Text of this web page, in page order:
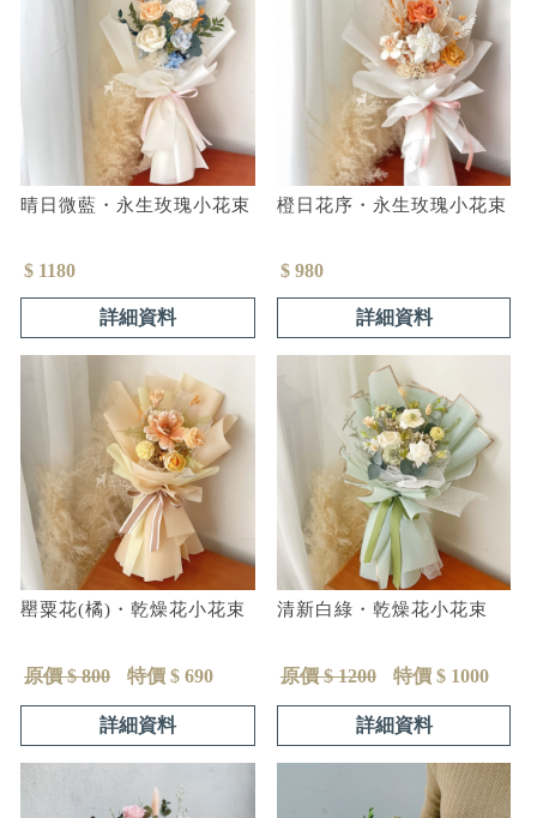
晴日微藍・永生玫瑰小花束
$ 1180
詳細資料
橙日花序・永生玫瑰小花束
$ 980
詳細資料
罌粟花(橘)・乾燥花小花束
原價 $ 800 特價 $ 690
詳細資料
清新白綠・乾燥花小花束
原價 $ 1200 特價 $ 1000
詳細資料